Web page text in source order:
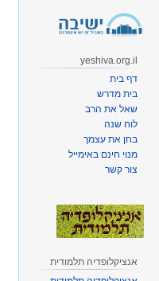
yeshiva.org.il
דף בית
בית מדרש
שאל את הרב
לוח שנה
בחן את עצמך
מנוי חינם באימייל
צור קשר
אנציקלופדיה תלמודית